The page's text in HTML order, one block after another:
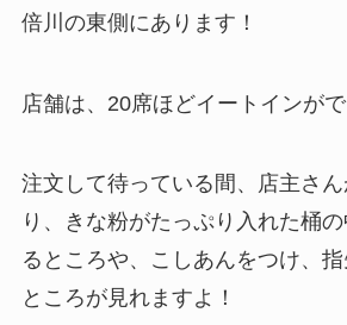
倍川の東側にあります！
店舗は、20席ほどイートインがで
注文して待っている間、店主さ
り、きな粉がたっぷり入れた桶
るところや、こしあんをつけ、
ところが見れますよ！